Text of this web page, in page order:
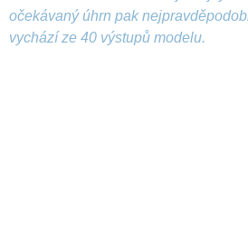
očekávaný úhrn pak
vychází ze 40 výstupů modelu.